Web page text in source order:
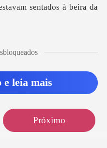
e leia mais
Próximo